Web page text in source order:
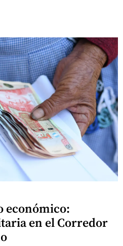
económico:
en el Corredor